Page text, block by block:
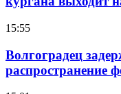
15:55
Волгоградец
распространение